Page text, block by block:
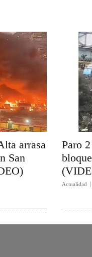
arrasa
San
Paro
Actualidad